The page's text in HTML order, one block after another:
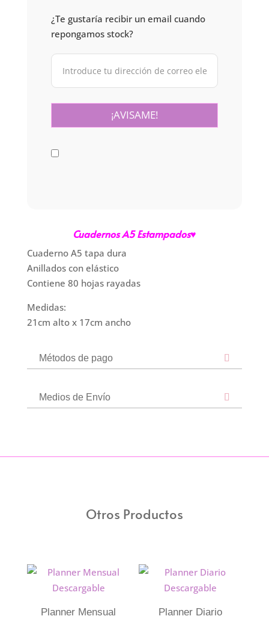
¿Te gustaría recibir un email cuando
repongamos stock?
Cuadernos A5 Estampados♥
Cuaderno A5 tapa dura
Anillados con elástico
Contiene 80 hojas rayadas
Medidas:
21cm alto x 17cm ancho
Métodos de pago
Medios de Envío
Otros Productos
Planner Mensual
Planner Diario